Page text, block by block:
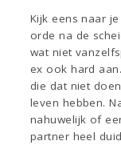
Kijk eens naar
orde na de
wat niet
ex ook hard
die dat niet
leven hebben.
nahuwelijk of
partner heel